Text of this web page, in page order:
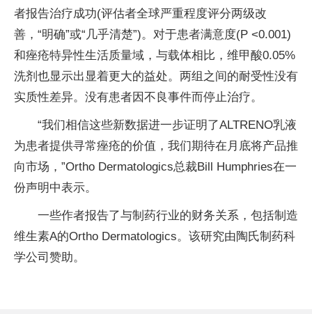
者报告治疗成功(评估者全球严重程度评分两级改
善，“明确”或“几乎清楚”)。对于患者满意度(P <0.001)
和痤疮特异性生活质量域，与载体相比，维甲酸0.05%
洗剂也显示出显着更大的益处。两组之间的耐受性没有
实质性差异。没有患者因不良事件而停止治疗。
“我们相信这些新数据进一步证明了ALTRENO乳液
为患者提供寻常痤疮的价值，我们期待在月底将产品推
向市场，”Ortho Dermatologics总裁Bill Humphries在一
份声明中表示。
一些作者报告了与制药行业的财务关系，包括制造
维生素A的Ortho Dermatologics。该研究由陶氏制药科
学公司赞助。